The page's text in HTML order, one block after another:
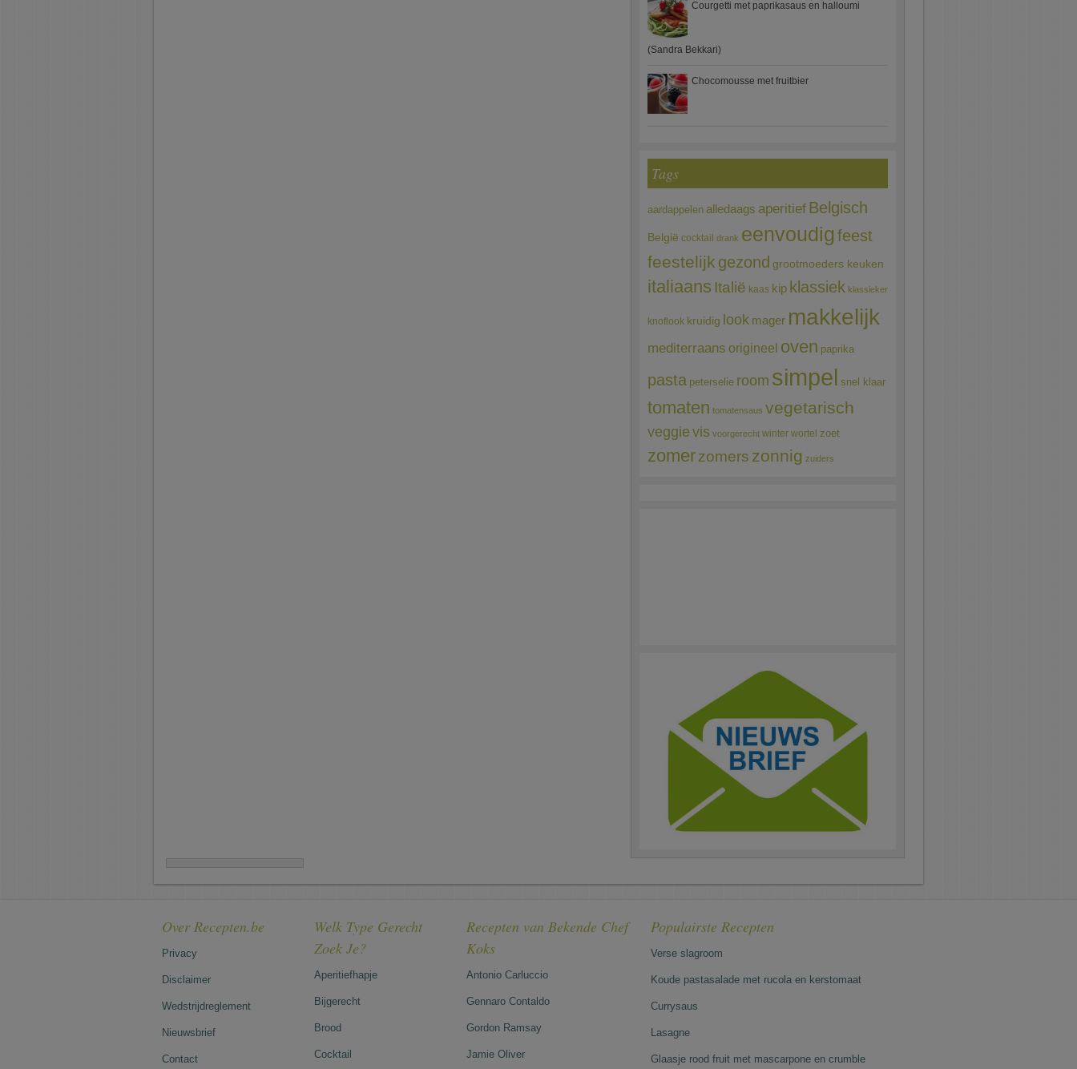
Courgetti met paprikasaus en halloumi
(Sandra Bekkari)
Chocomousse met fruitbier
Tags
aardappelen alledaags aperitief Belgisch
België cocktail drank eenvoudigfeest
feestelijk gezond grootmoeders keuken
italiaans Italië kaas kip klassiek klassieker
knoflook kruidig look mager makkelijk
mediterraans origineel oven paprika
pasta peterselie room simpel snel klaar
tomaten tomatensaus vegetarisch
veggie vis voorgerecht winter wortel zoet
zomerzomers zonnig zuiders
Over Recepten.be
Privacy
Disclaimer
Wedstrijdreglement
Nieuwsbrief
Contact
Welk Type Gerecht
Zoek Je?
Aperitiefhapje
Bijgerecht
Brood
Cocktail
Recepten van Bekende Chef
Koks
Antonio Carluccio
Gennaro Contaldo
Gordon Ramsay
Jamie Oliver
Populairste Recepten
Verse slagroom
Koude pastasalade met rucola en kerstomaat
Currysaus
Lasagne
Glaasje rood fruit met mascarpone en crumble